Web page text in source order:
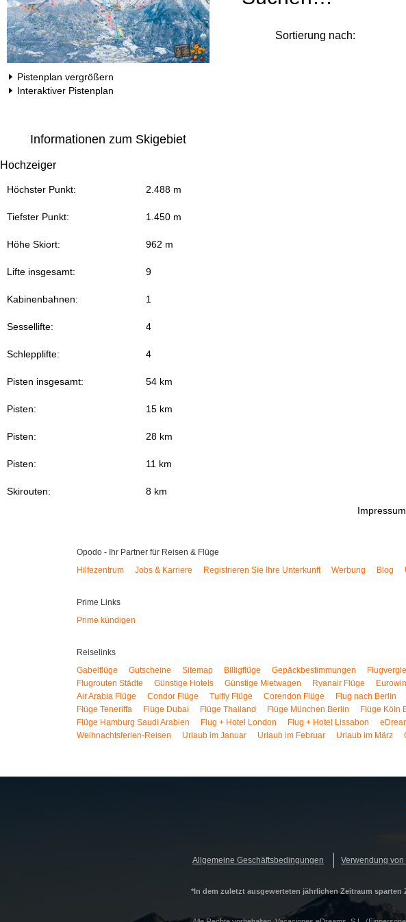
Pistenplan vergrößern
Interaktiver Pistenplan
Informationen zum Skigebiet
Hochzeiger
Höchster Punkt: 2.488 m
Tiefster Punkt: 1.450 m
Höhe Skiort: 962 m
Lifte insgesamt: 9
Kabinenbahnen: 1
Sessellifte: 4
Schlepplifte: 4
Pisten insgesamt: 54 km
Pisten: 15 km
Pisten: 28 km
Pisten: 11 km
Skirouten: 8 km
Sortierung nach:
Impressum